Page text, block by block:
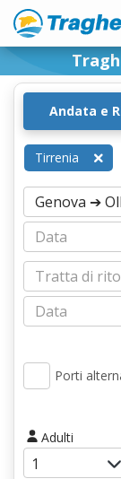
Andata e
Tirrenia
Porti
Adulti